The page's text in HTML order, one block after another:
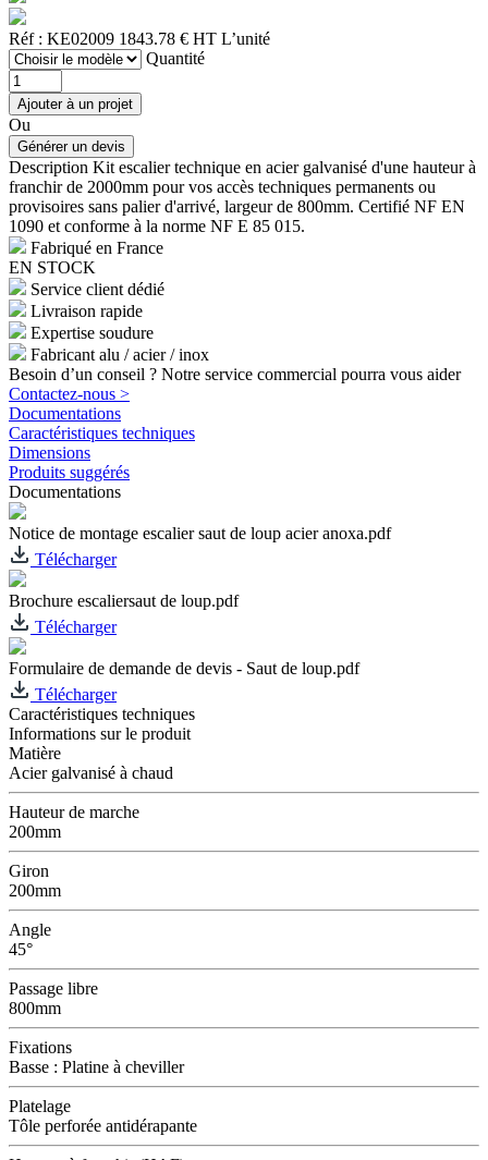
Réf : KE02009 1843.78 € HT L’unité
Quantité
Ou
Description Kit escalier technique en acier galvanisé d'une hauteur à
franchir de 2000mm pour vos accès techniques permanents ou
provisoires sans palier d'arrivé, largeur de 800mm. Certifié NF EN
1090 et conforme à la norme NF E 85 015.
Fabriqué en France
EN STOCK
Service client dédié
Livraison rapide
Expertise soudure
Fabricant alu / acier / inox
Besoin d’un conseil ? Notre service commercial pourra vous aider
Contactez-nous >
Documentations
Caractéristiques techniques
Dimensions
Produits suggérés
Documentations
Notice de montage escalier saut de loup acier anoxa.pdf
Télécharger
Brochure escaliersaut de loup.pdf
Télécharger
Formulaire de demande de devis - Saut de loup.pdf
Télécharger
Caractéristiques techniques
Informations sur le produit
Matière
Acier galvanisé à chaud
Hauteur de marche
200mm
Giron
200mm
Angle
45°
Passage libre
800mm
Fixations
Basse : Platine à cheviller
Platelage
Tôle perforée antidérapante